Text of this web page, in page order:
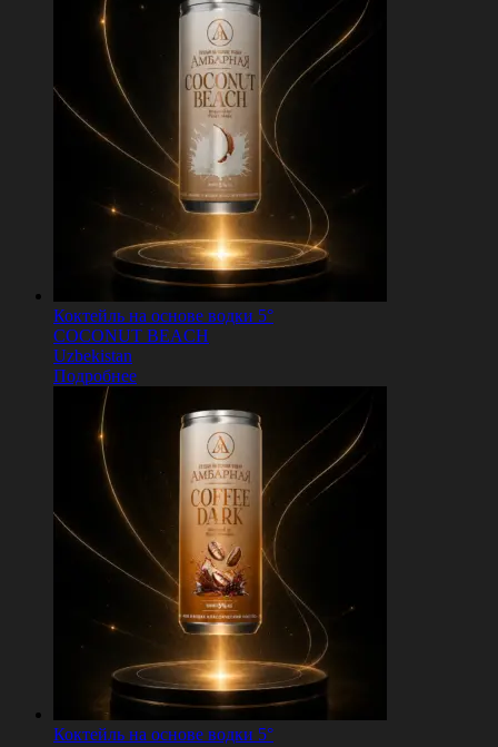
Коктейль на основе водки 5°
COCONUT BEACH
Uzbekistan
Подробнее
Коктейль на основе водки 5°